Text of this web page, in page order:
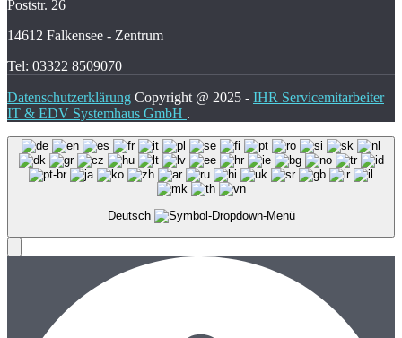
Poststr. 26
14612 Falkensee - Zentrum
Tel: 03322 8509070
Datenschutzerklärung Copyright @ 2025 - IHR Servicemitarbeiter
IT & EDV Systemhaus GmbH .
Deutsch